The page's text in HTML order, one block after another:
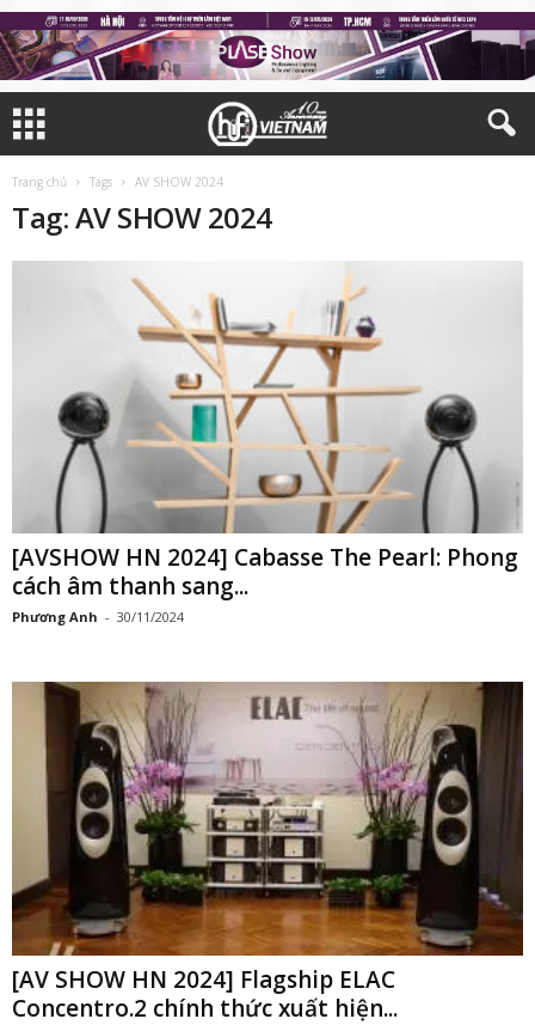
Trang chủ Tags AV SHOW 2024
Tag: AV SHOW 2024
[AVSHOW HN 2024] Cabasse The Pearl: Phong
cách âm thanh sang...
Phương Anh - 30/11/2024
[AV SHOW HN 2024] Flagship ELAC
Concentro.2 chính thức xuất hiện...